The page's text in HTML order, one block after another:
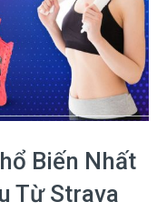
Biến Nhất
Từ Strava